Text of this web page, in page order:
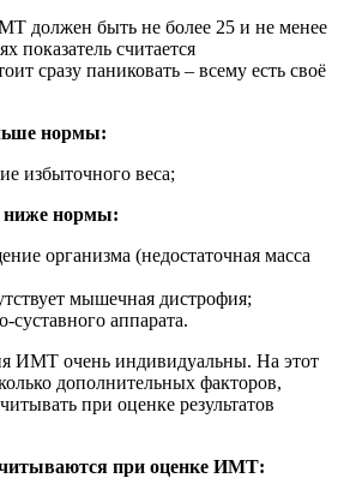
должен быть не более 25 и не менее
показатель считается
сразу паниковать – всему есть своё
нормы:
избыточного веса;
ниже нормы:
организма (недостаточная масса
мышечная дистрофия;
суставного аппарата.
ИМТ очень индивидуальны. На этот
дополнительных факторов,
при оценке результатов
при оценке ИМТ: